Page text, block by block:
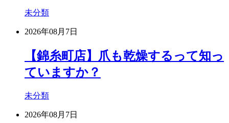
未分類
2026年08月7日
【錦糸町店】爪も乾燥するって知っ
ていますか？
未分類
2026年08月7日